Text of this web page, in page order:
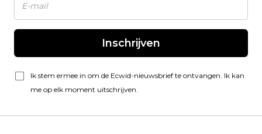
Inschrijven
Ik stem ermee in om de Ecwid-nieuwsbrief te ontvangen. Ik kan
me op elk moment uitschrijven.